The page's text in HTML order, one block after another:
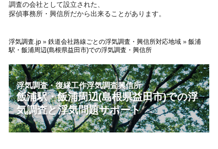
調査の会社として設立された、
探偵事務所・興信所だから出来ることがあります。
浮気調査.jp » 鉄道会社路線ごとの浮気調査・興信所対応地域 » 飯浦
駅・飯浦周辺(島根県益田市)での浮気調査・興信所
浮気調査・復縁工作浮気調査興信所
飯浦駅・飯浦周辺(島根県益田市)での浮
気調査と浮気問題サポート